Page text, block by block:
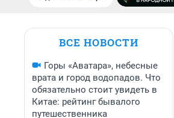
ВСЕ НОВОСТИ
Горы «Аватара», небесные
врата и город водопадов. Что
обязательно стоит увидеть в
Китае: рейтинг бывалого
путешественника